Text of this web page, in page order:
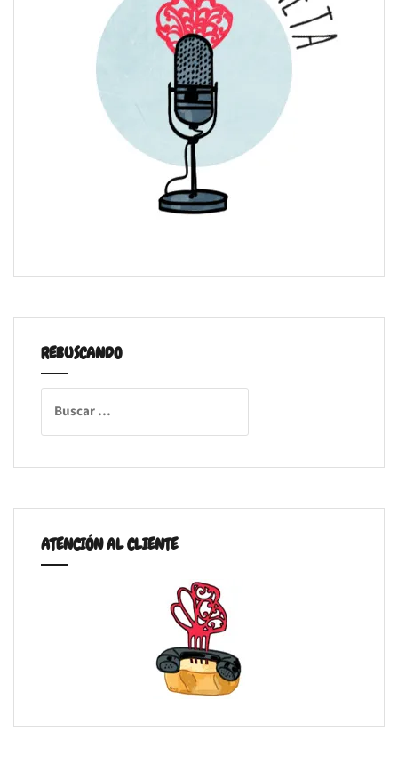
REBUSCANDO
ATENCIÓN AL CLIENTE